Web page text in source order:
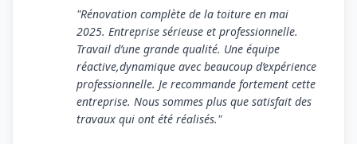
"Rénovation complète de la toiture en mai
2025. Entreprise sérieuse et professionnelle.
Travail d’une grande qualité. Une équipe
réactive,dynamique avec beaucoup d’expérience
professionnelle. Je recommande fortement cette
entreprise. Nous sommes plus que satisfait des
travaux qui ont été réalisés."